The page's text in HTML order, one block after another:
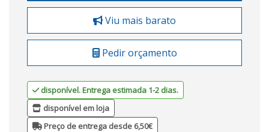
Viu mais barato
Pedir orçamento
disponível. Entrega estimada 1-2 dias.
disponível em loja
Preço de entrega desde 6,50€